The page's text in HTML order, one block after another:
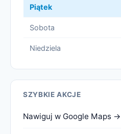
Piątek
Sobota
Niedziela
SZYBKIE AKCJE
Nawiguj w Google Maps →